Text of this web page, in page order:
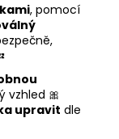
, pomocí
vzhled 🎀
upravit dle